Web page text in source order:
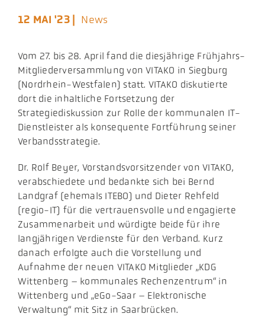
12 MAI '23 | News
Vom 27. bis 28. April fand die diesjährige Frühjahrs-
Mitgliederversammlung von VITAKO in Siegburg
(Nordrhein-Westfalen) statt. VITAKO diskutierte
dort die inhaltliche Fortsetzung der
Strategiediskussion zur Rolle der kommunalen IT-
Dienstleister als konsequente Fortführung seiner
Verbandsstrategie.
Dr. Rolf Beyer, Vorstandsvorsitzender von VITAKO,
verabschiedete und bedankte sich bei Bernd
Landgraf (ehemals ITEBO) und Dieter Rehfeld
(regio-IT) für die vertrauensvolle und engagierte
Zusammenarbeit und würdigte beide für ihre
langjährigen Verdienste für den Verband. Kurz
danach erfolgte auch die Vorstellung und
Aufnahme der neuen VITAKO Mitglieder „KDG
Wittenberg – kommunales Rechenzentrum“ in
Wittenberg und „eGo-Saar – Elektronische
Verwaltung“ mit Sitz in Saarbrücken.